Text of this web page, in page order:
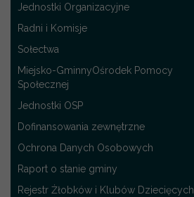
Jednostki Organizacyjne
Radni i Komisje
Sołectwa
Miejsko-GminnyOśrodek Pomocy
Społecznej
Jednostki OSP
Dofinansowania zewnętrzne
Ochrona Danych Osobowych
Raport o stanie gminy
Rejestr Żłobków i Klubów Dziecięcych